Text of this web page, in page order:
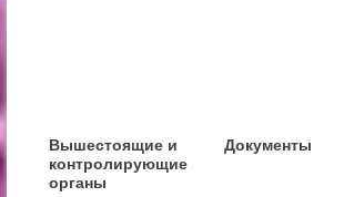
Вышестоящие и
контролирующие
органы
Документы